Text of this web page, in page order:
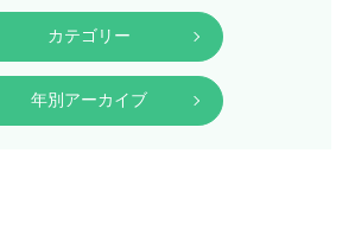
カテゴリー
年別アーカイブ